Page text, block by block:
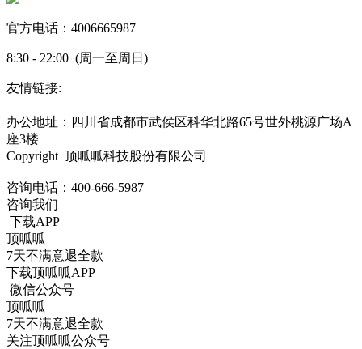
官方电话：4006665987
8:30 - 22:00 (周一至周日)
友情链接:
办公地址：四川省成都市武侯区科华北路65号世外桃源广场A
座3楼
Copyright 顶呱呱科技股份有限公司
咨询电话： 400-666-5987
咨询我们
下载APP
顶呱呱
7天不满意退全款
下载顶呱呱APP
微信公众号
顶呱呱
7天不满意退全款
关注顶呱呱公众号